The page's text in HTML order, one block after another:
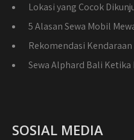
Lokasi yang Cocok
5 Alasan Sewa Mobil
Rekomendasi
Sewa Alphard Bali Ketika
SOSIAL MEDIA